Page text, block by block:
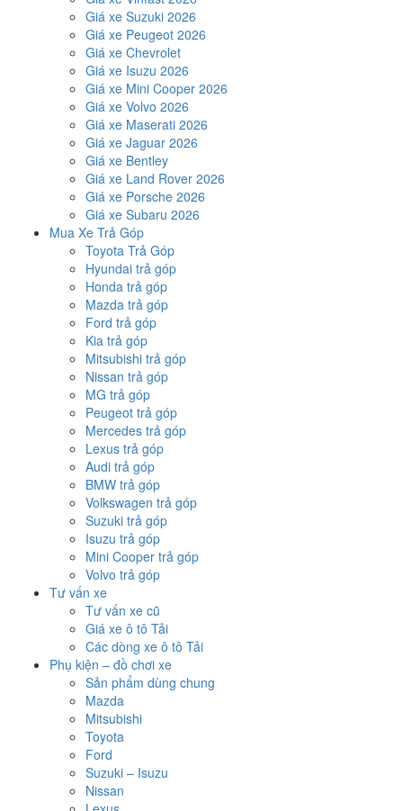
Giá xe Suzuki 2026
Giá xe Peugeot 2026
Giá xe Chevrolet
Giá xe Isuzu 2026
Giá xe Mini Cooper 2026
Giá xe Volvo 2026
Giá xe Maserati 2026
Giá xe Jaguar 2026
Giá xe Bentley
Giá xe Land Rover 2026
Giá xe Porsche 2026
Giá xe Subaru 2026
Mua Xe Trả Góp
Toyota Trả Góp
Hyundai trả góp
Honda trả góp
Mazda trả góp
Ford trả góp
Kia trả góp
Mitsubishi trả góp
Nissan trả góp
MG trả góp
Peugeot trả góp
Mercedes trả góp
Lexus trả góp
Audi trả góp
BMW trả góp
Volkswagen trả góp
Suzuki trả góp
Isuzu trả góp
Mini Cooper trả góp
Volvo trả góp
Tư vấn xe
Tư vấn xe cũ
Giá xe ô tô Tải
Các dòng xe ô tô Tải
Phụ kiện – đồ chơi xe
Sản phẩm dùng chung
Mazda
Mitsubishi
Toyota
Ford
Suzuki – Isuzu
Nissan